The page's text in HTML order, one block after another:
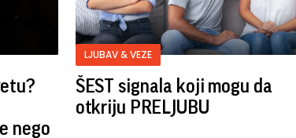
nego
LJUBAV & VEZE
ŠEST signala koji mogu da
otkriju PRELJUBU